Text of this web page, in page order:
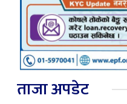
ताजा अपडेट